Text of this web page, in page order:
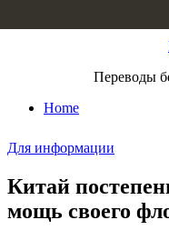
Переводы
Home
Для информации
Китай
мощь своего